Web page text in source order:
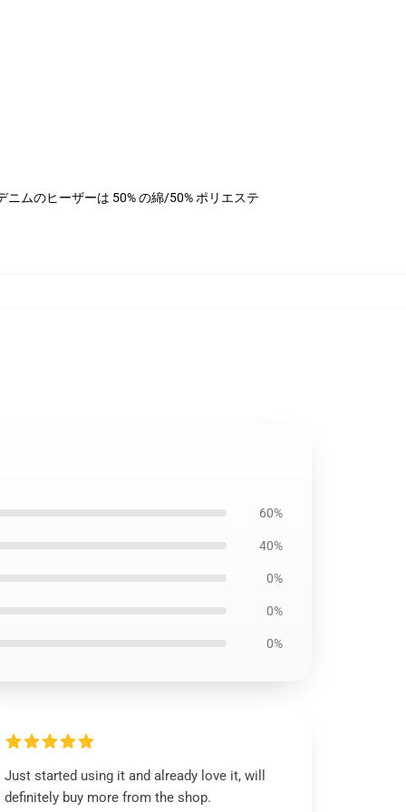
ムのヒーザーは 50% の綿/50% ポリエステ
60%
40%
0%
0%
0%
Just started using it and already love it, will
definitely buy more from the shop.